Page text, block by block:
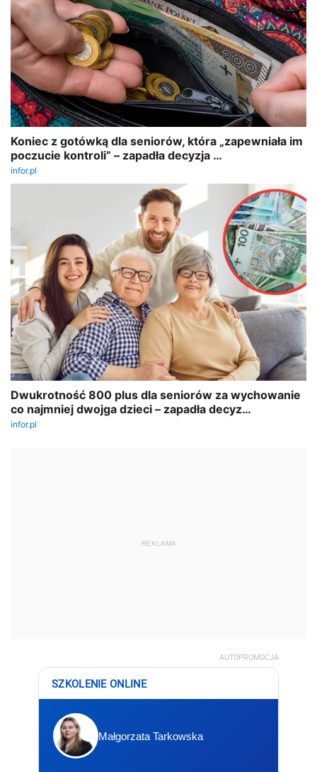
REKLAMA
AUTOPROMOCJA
SZKOLENIE ONLINE
Małgorzata Tarkowska